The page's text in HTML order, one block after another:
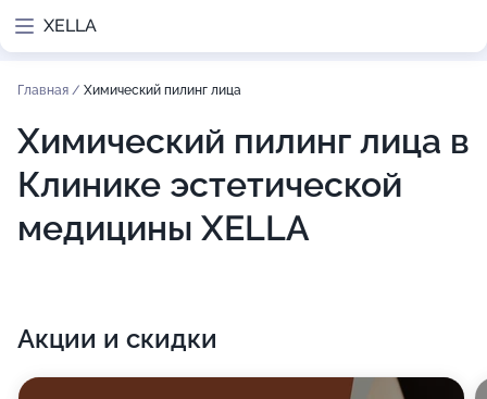
XELLA
Главная / Химический пилинг лица
Химический пилинг лица в
Клинике эстетической
медицины XELLA
Акции и скидки